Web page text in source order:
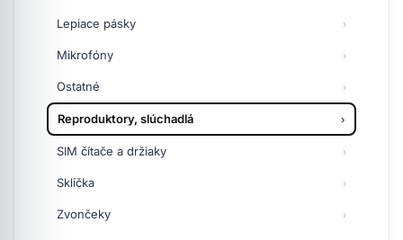
Lepiace pásky
Mikrofóny
Ostatné
Reproduktory, slúchadlá
SIM čítače a držiaky
Sklíčka
Zvončeky